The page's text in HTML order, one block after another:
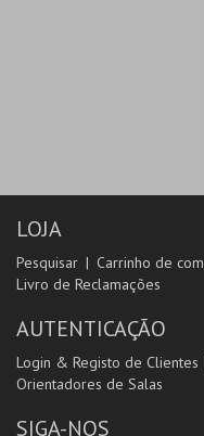
LOJA
Pesquisar Carrinho de
Livro de Reclamações
AUTENTICAÇÃO
Login & Registo de Clientes
Orientadores de Salas
SIGA-NOS